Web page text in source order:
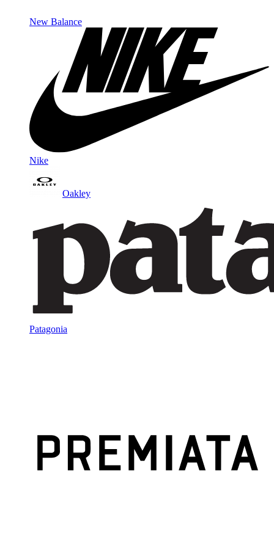
New Balance
Nike
Oakley
Patagonia